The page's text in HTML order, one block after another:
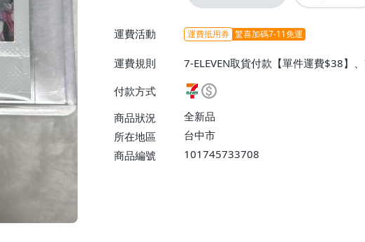
運費活動 運費抵用券 驚喜加碼7-11免運
運費規則
7-ELEVEN取貨付款【單件運費$38】
$38】、郵局掛號【單件運費$60】
付款方式
商品狀況
全新品
所在地區
台中市
商品編號
101745733708